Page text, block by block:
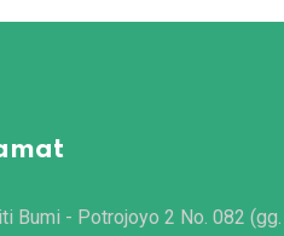
Bumi - Potrojoyo 2 No. 082 (gg.